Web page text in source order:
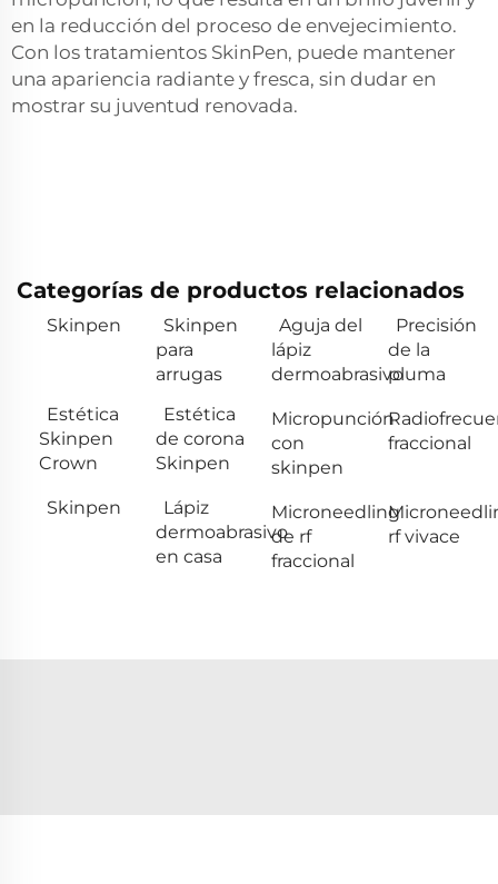
en la reducción del proceso de envejecimiento.
Con los tratamientos SkinPen, puede mantener
una apariencia radiante y fresca, sin dudar en
mostrar su juventud renovada.
Categorías de productos relacionados
Skinpen
Skinpen
para
arrugas
Aguja del
lápiz
dermoabrasivo
Precisión
de la
pluma
Estética
Skinpen
Crown
Estética
de corona
Skinpen
Micropunción
con
skinpen
fraccional
Skinpen
Lápiz
dermoabrasivo
en casa
Microneedling
de rf
fraccional
rf vivace